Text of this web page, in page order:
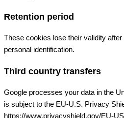
Retention period
These cookies lose their validity
personal identification.
Third country transfers
Google processes your data in the
is subject to the EU-U.S. Privacy
https://www.privacyshield.gov/EU-